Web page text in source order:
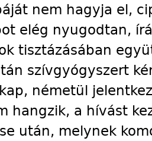
nem hagyja el,
elég nyugodtan,
tisztázásában
szívgyógyszert
németül
hangzik, a hívást
után, melynek